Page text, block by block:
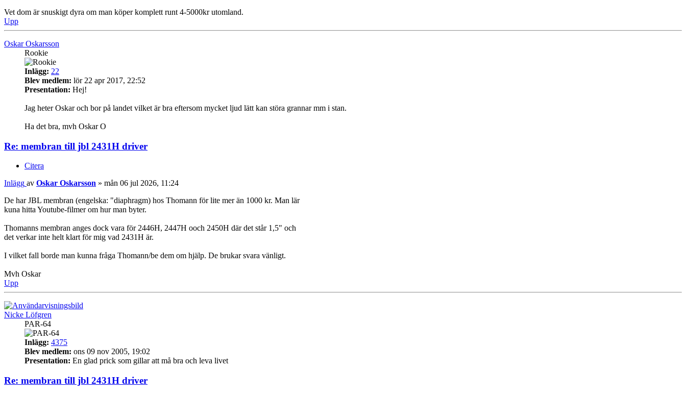
Vet dom är snuskigt dyra om man köper komplett runt 4-5000kr utomland.
Upp
Oskar Oskarsson
Rookie
Inlägg: 22
Blev medlem: lör 22 apr 2017, 22:52
Presentation: Hej!
Jag heter Oskar och bor på landet vilket är bra eftersom mycket ljud lätt kan störa grannar mm i stan.
Ha det bra, mvh Oskar O
Re: membran till jbl 2431H driver
Citera
Inlägg av Oskar Oskarsson » mån 06 jul 2026, 11:24
De har JBL membran (engelska: "diaphragm) hos Thomann för lite mer än 1000 kr. Man lär
kuna hitta Youtube-filmer om hur man byter.
Thomanns membran anges dock vara för 2446H, 2447H ooch 2450H där det står 1,5" och
det verkar inte helt klart för mig vad 2431H är.
I vilket fall borde man kunna fråga Thomann/be dem om hjälp. De brukar svara vänligt.
Mvh Oskar
Upp
Nicke Löfgren
PAR-64
Inlägg: 4375
Blev medlem: ons 09 nov 2005, 19:02
Presentation: En glad prick som gillar att må bra och leva livet
Re: membran till jbl 2431H driver